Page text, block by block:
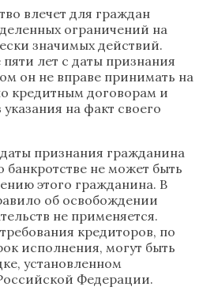
влечет для граждан
ограничений на
значимых действий.
лет с даты признания
он не вправе принимать на
кредитным договорам и
на факт своего
признания гражданина
банкротстве не может быть
этого гражданина. В
об освобождении
не применяется.
кредиторов, по
исполнения, могут быть
установленном
Федерации.